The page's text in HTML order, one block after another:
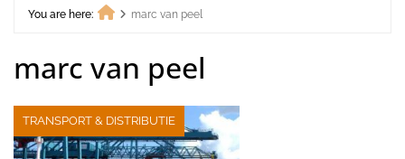
You are here:
marc van peel
marc van peel
TRANSPORT & DISTRIBUTIE